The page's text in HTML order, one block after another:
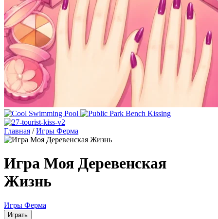
Главная / Игры Ферма
Игра Моя Деревенская
Жизнь
Игры Ферма
Играть